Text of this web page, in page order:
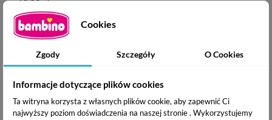
69,00 zł
Cookies
Zgody Szczegóły O Cookies
Informacje dotyczące plików cookies
Ta witryna korzysta z własnych plików cookie, aby zapewnić Ci
najwyższy poziom doświadczenia na naszej stronie . Wykorzystujemy